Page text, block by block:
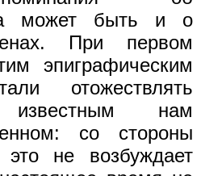
может быть и о
При первом
эпиграфическим
отожествлять
нам
со стороны
это не возбуждает